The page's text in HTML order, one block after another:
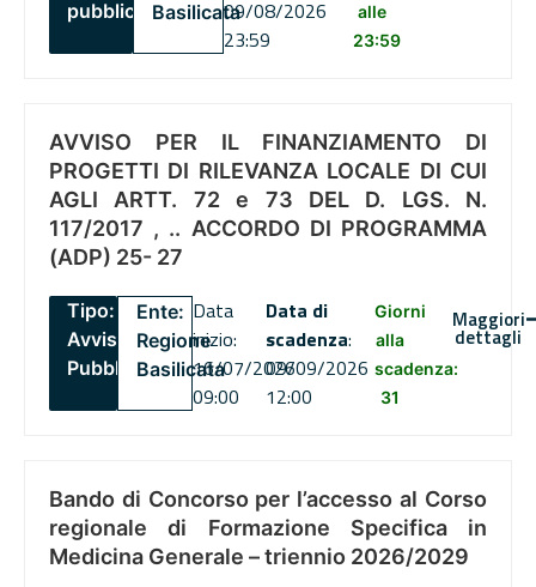
pubblico Basilicata09/08/2026
23:59
alle
23:59
AVVISO PER IL FINANZIAMENTO DI
PROGETTI DI RILEVANZA LOCALE DI CUI
AGLI ARTT. 72 e 73 DEL D. LGS. N.
117/2017 , .. ACCORDO DI PROGRAMMA
(ADP) 25- 27
Tipo:
Avviso
Pubblico
Ente:
Regione
Basilicata
Data
inizio:
16/07/2026
09:00
Data di
scadenza:
09/09/2026
12:00
Giorni
alla
scadenza:
31
Maggiori
dettagli
Bando di Concorso per l’accesso al Corso
regionale di Formazione Specifica in
Medicina Generale – triennio 2026/2029